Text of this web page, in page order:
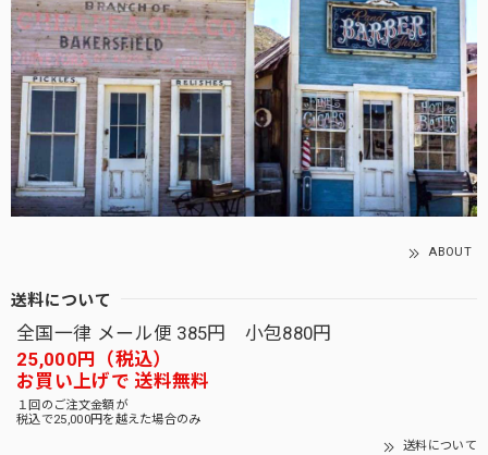
ABOUT
送料について
全国一律 メール便 385円 小包880円
25,000円（税込）
お買い上げで 送料無料
１回のご注文金額が
税込で25,000円を越えた場合のみ
送料について